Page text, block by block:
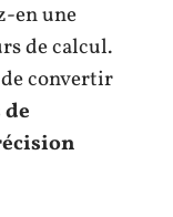
en une
de calcul.
convertir